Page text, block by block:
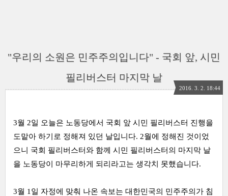
"우리의 소원은 민주주의입니다" - 국회 앞, 시민
필리버스터 마지막 날
2016. 3. 2. 18:44
3월 2일 오늘은 노동당에서 국회 앞 시민 필리버스터 진행을
도맡아 하기로 정해져 있던 날입니다. 2월에 정해진 것이었
으니 국회 필리버스터와 함께 시민 필리버스터의 마지막 날
을 노동당이 마무리하게 되리라고는 생각치 못했습니다.
3월 1일 자정에 맞춰 나온 속보는 대한민국의 민주주의가 침